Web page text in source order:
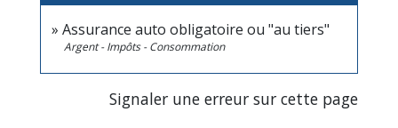
Assurance auto obligatoire ou "au tiers"
Argent - Impôts - Consommation
Signaler une erreur sur cette page